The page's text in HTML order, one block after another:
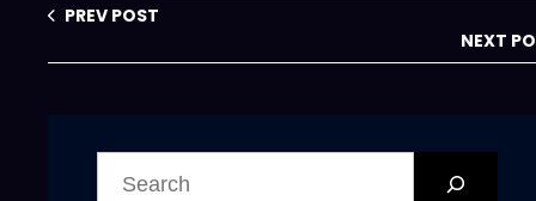
PREV POST
NEXT